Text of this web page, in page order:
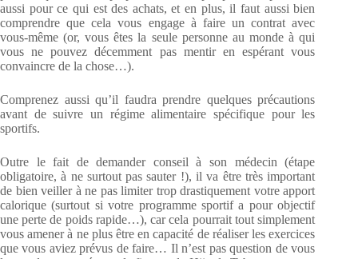
aussi pour ce qui est des achats, et en plus, il faut aussi bien
comprendre que cela vous engage à faire un contrat avec
vous-même (or, vous êtes la seule personne au monde à qui
vous ne pouvez décemment pas mentir en espérant vous
convaincre de la chose…).
Comprenez aussi qu’il faudra prendre quelques précautions
avant de suivre un régime alimentaire spécifique pour les
sportifs.
Outre le fait de demander conseil à son médecin (étape
obligatoire, à ne surtout pas sauter !), il va être très important
de bien veiller à ne pas limiter trop drastiquement votre apport
calorique (surtout si votre programme sportif a pour objectif
une perte de poids rapide…), car cela pourrait tout simplement
vous amener à ne plus être en capacité de réaliser les exercices
que vous aviez prévus de faire… Il n’est pas question de vous